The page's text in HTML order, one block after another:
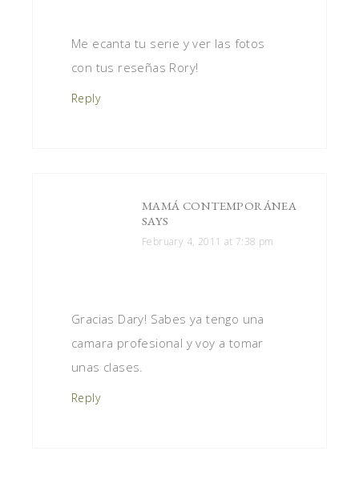
Me ecanta tu serie y ver las fotos
con tus reseñas Rory!
Reply
MAMÁ CONTEMPORÁNEA
SAYS
February 4, 2011 at 7:38 pm
Gracias Dary! Sabes ya tengo una
camara profesional y voy a tomar
unas clases.
Reply